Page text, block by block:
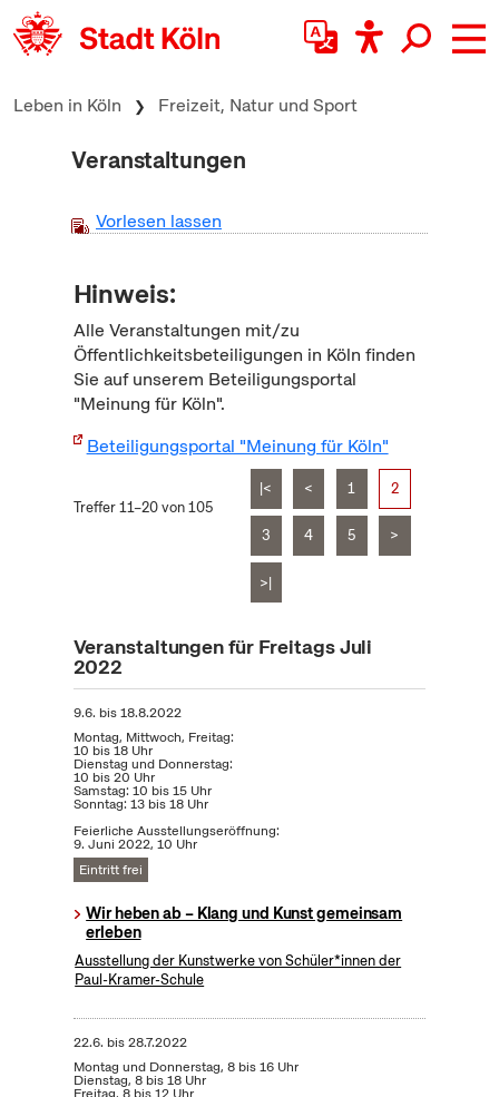
zum Inhalt springen
Leben in Köln Freizeit, Natur und Sport
Veranstaltungen
Vorlesen lassen
Hinweis:
Alle Veranstaltungen mit/zu
Öffentlichkeitsbeteiligungen in Köln finden
Sie auf unserem Beteiligungsportal
"Meinung für Köln".
Beteiligungsportal "Meinung für Köln"
Treffer 11–20 von 105
|< < 1 2
3 4 5 >
>|
Veranstaltungen für Freitags Juli
2022
9.6. bis18.8.2022
Montag, Mittwoch, Freitag:
10 bis 18 Uhr
Dienstag und Donnerstag:
10 bis 20 Uhr
Samstag: 10 bis 15 Uhr
Sonntag: 13 bis 18 Uhr
Feierliche Ausstellungseröffnung:
9. Juni 2022, 10 Uhr
Eintritt frei
Wir heben ab – Klang und Kunst gemeinsam
erleben
Ausstellung der Kunstwerke von Schüler*innen der
Paul-Kramer-Schule
22.6. bis28.7.2022
Montag und Donnerstag, 8 bis 16 Uhr
Dienstag, 8 bis 18 Uhr